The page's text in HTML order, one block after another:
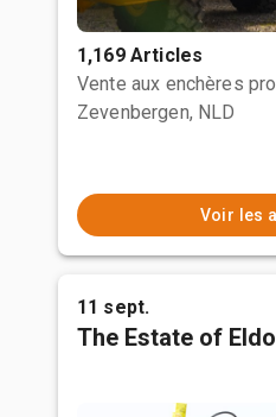
1,169 Articles
Vente aux enchères
Zevenbergen, NLD
Voir les
11 sept.
The Estate of